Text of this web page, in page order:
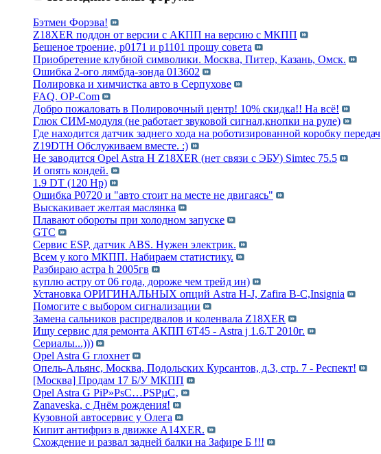
Бэтмен Форэва!
Z18XER поддон от версии с АКПП на версию с МКПП
Бешеное троение, p0171 и p1101 прошу совета
Приобретение клубной символики. Москва, Питер, Казань, Омск.
Ошибка 2-ого лямбда-зонда 013602
Полировка и химчистка авто в Серпухове
FAQ. OP-Com
Добро пожаловать в Полировочный центр! 10% скидка!! На всё!
Глюк СИМ-модуля (не работает звуковой сигнал,кнопки на руле)
Где находится датчик заднего хода на роботизированной коробку передач
Z19DTH Обслуживаем вместе. :)
Не заводится Opel Astra H Z18XER (нет связи с ЭБУ) Simtec 75.5
И опять кондей.
1.9 DT (120 Hp)
Ошибка Р0720 и "авто стоит на месте не двигаясь"
Выскакивает желтая маслянка
Плавают обороты при холодном запуске
GTC
Сервис ESP, датчик ABS. Нужен электрик.
Всем у кого МКПП. Набираем статистику.
Разбираю астра h 2005гв
куплю астру от 06 года, дороже чем трейд ин)
Установка ОРИГИНАЛЬНЫХ опций Astra H-J, Zafira B-C,Insignia
Помогите с выбором сигнализации
Замена сальников распредвалов и коленвала Z18XER
Ищу сервис для ремонта АКПП 6Т45 - Astra j 1.6.Т 2010г.
Сериалы...)))
Opel Astra G глохнет
Опель-Альянс, Москва, Подольских Курсантов, д.3, стр. 7 - Респект!
[Москва] Продам 17 Б/У МКПП
Opel Astra G РіР»РѕС…РЅРµС‚
Zanaveska, с Днём рождения!
Кузовной автосервис у Олега
Кипит антифриз в движке A14XER.
Схождение и развал задней балки на Зафире Б !!!